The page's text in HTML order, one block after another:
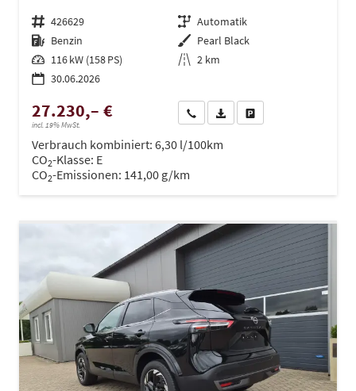
Fahrzeugnr. 426629 Getriebe Automatik
Kraftstoff Benzin Außenfarbe Pearl Black
Leistung 116 kW (158 PS) Kilometerstand 2 km
30.06.2026
27.230,– €
incl. 19% MwSt.
Wir rufen Sie anPDF-Datei, Fahrzeugexposé
Verbrauch kombiniert: 6,30 l/100km
CO2-Klasse: E
CO2-Emissionen: 141,00 g/km